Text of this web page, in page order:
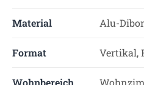
Material Alu-
Format Vertikal,
Wohnbereich